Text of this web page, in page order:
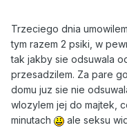
Trzeciego dnia
tym razem 2 psiki, w
tak jakby sie odsuwala
przesadzilem. Za pare
domu juz sie nie
wlozylem jej do majtek,
minutach
ale seksu